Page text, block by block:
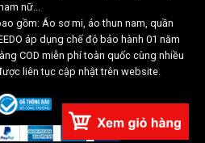
nữ...
gồm: Áo sơ mi, áo thun nam, quần
áp dụng chế độ bảo hành 01 năm
COD miễn phí toàn quốc cùng nhiều
liên tục cập nhật trên website.